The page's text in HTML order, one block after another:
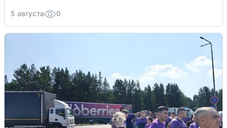
5 августа 0